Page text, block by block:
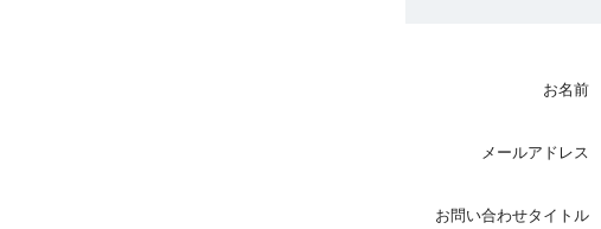
お名前
メールアドレス
お問い合わせタイトル